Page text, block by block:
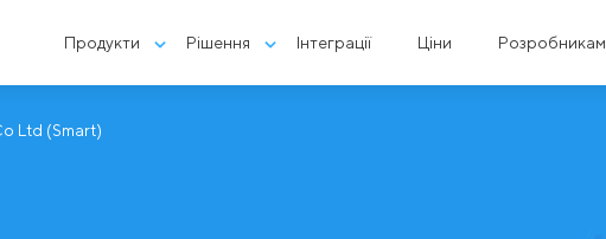
Ltd (Smart)
Продукти Рішення Інтеграції Ціни Розробникам